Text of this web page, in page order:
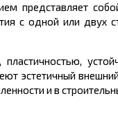
представляет
с одной или двух
эстетичный
и в